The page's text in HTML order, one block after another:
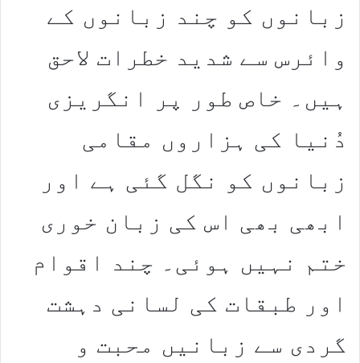
زبانوں کو چند زبانوں کے
وائرس سے شدید خطرات لاحق
ہیں۔ خاص طور پر انگریزی
دُنیا کی ہزاروں مقامی
زبانوں کو نگل گئی ہے اور
ابھی بھی اس کی زبان خوری
ختم نہیں ہوئی۔ چند اقوام
اور طبقات کی لسانی دہشت
گردی سے زبانیں محبت و